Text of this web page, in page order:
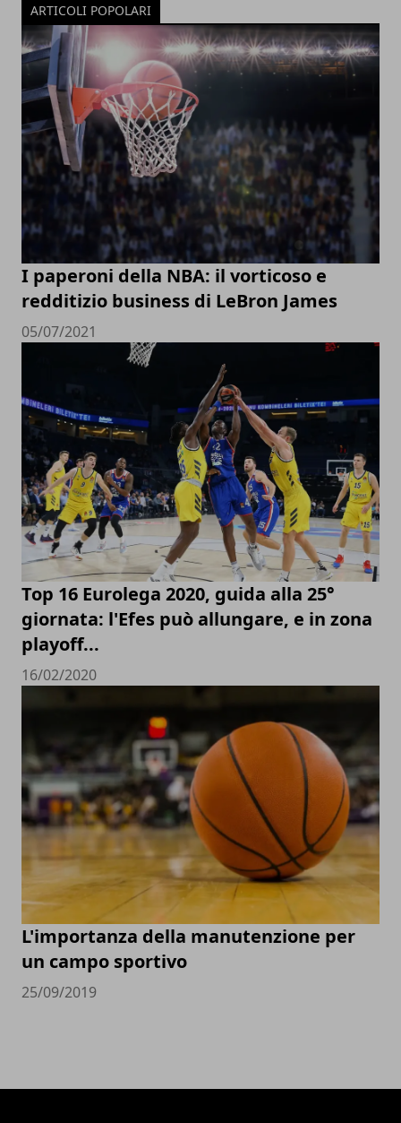
ARTICOLI POPOLARI
I paperoni della NBA: il vorticoso e
redditizio business di LeBron James
05/07/2021
Top 16 Eurolega 2020, guida alla 25°
giornata: l'Efes può allungare, e in zona
playoff...
16/02/2020
L'importanza della manutenzione per
un campo sportivo
25/09/2019